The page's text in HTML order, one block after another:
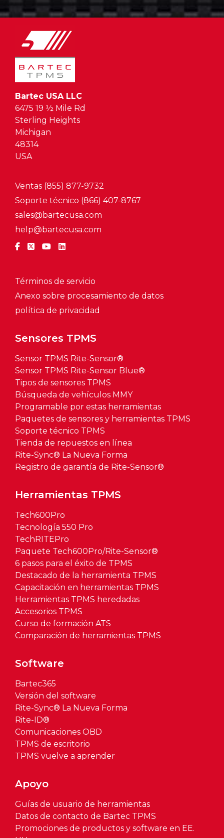
Bartec USA LLC
6475 19 ½ Mile Rd
Sterling Heights
Michigan
48314
USA
Sensores TPMS
Sensor TPMS Rite-Sensor®
Sensor TPMS Rite-Sensor Blue®
Tipos de sensores TPMS
Búsqueda de vehículos MMY
Programable por estas herramientas
Paquetes de sensores y herramientas TPMS
Soporte técnico TPMS
Tienda de repuestos en línea
Rite-Sync® La Nueva Forma
Registro de garantía de Rite-Sensor®
Herramientas TPMS
Tech600Pro
Tecnología 550 Pro
TechRITEPro
Paquete Tech600Pro/Rite-Sensor®
6 pasos para el éxito de TPMS
Destacado de la herramienta TPMS
Capacitación en herramientas TPMS
Herramientas TPMS heredadas
Accesorios TPMS
Curso de formación ATS
Comparación de herramientas TPMS
Software
Bartec365
Versión del software
Rite-Sync® La Nueva Forma
Rite-ID®
Comunicaciones OBD
TPMS de escritorio
TPMS vuelve a aprender
Apoyo
Guías de usuario de herramientas
Datos de contacto de Bartec TPMS
Promociones de productos y software en EE.
Ventas (855) 877-9732
Soporte técnico (866) 407-8767
sales@bartecusa.com
help@bartecusa.com
Términos de servicio
Anexo sobre procesamiento de datos
política de privacidad